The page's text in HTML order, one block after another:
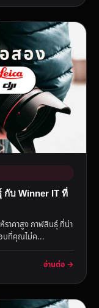
กับ Winner IT ที่
าคาสูง กาฬสินธุ์ ที่น่า
บที่คุณไม่ค...
อ่านต่อ →